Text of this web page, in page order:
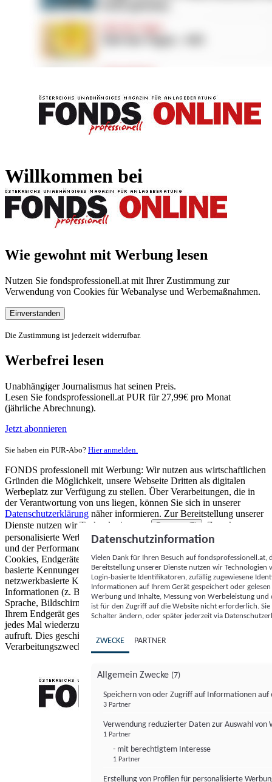
Willkommen bei
Wie gewohnt mit Werbung lesen
Nutzen Sie fondsprofessionell.at mit Ihrer Zustimmung zur
Verwendung von Cookies für Webanalyse und Werbemaßnahmen.
Einverstanden
Die Zustimmung ist jederzeit widerrufbar.
Werbefrei lesen
Unabhängiger Journalismus hat seinen Preis.
Lesen Sie fondsprofessionell.at PUR für 27,99€ pro Monat
(jährliche Abrechnung).
Jetzt abonnieren
Sie haben ein PUR-Abo? Hier anmelden.
FONDS professionell mit Werbung: Wir nutzen aus wirtschaftlichen
Gründen die Möglichkeit, unsere Webseite Dritten als digitalen
Werbeplatz zur Verfügung zu stellen. Über Verarbeitungen, die in
der Verantwortung von uns liegen, können Sie sich in unserer
Datenschutzerklärung näher informieren. Zur Bereitstellung unserer
Dienste nutzen wir Technologien von
Partnern (5)
. Zwecke:
personalisierte Werbung und Inhalte, Messung von Werbeleistung
und der Performance von Inhalten sowie Zielgruppenforschung.
Cookies, Endgeräte- oder ähnliche Online-Kennungen (z. B. login-
basierte Kennungen, zufällig generierte Kennungen,
netzwerkbasierte Kennungen) können zusammen mit anderen
Informationen (z. B. Browsertyp und Browserinformationen,
Sprache, Bildschirmgröße, unterstützte Technologien usw.) auf
Ihrem Endgerät gespeichert oder von dort ausgelesen werden, um es
jedes Mal wiederzuerkennen, wenn es eine App oder einer Webseite
aufruft. Dies geschieht für einen oder mehrere der hier aufgeführten
Verarbeitungszwecke.
Datenschutzinformation
Vielen Dank für Ihren Besuch auf
Bereitstellung unserer Dienste nutzen wir Technologien
Login-basierte Identifikatoren, zufällig zugewiesene
Informationen auf Ihrem Gerät gespeichert oder
Werbung und Inhalte, Messung von Werbeleistung
ist für den Zugriff auf die Website nicht erforderlich.
Schalter ändern, oder später jederzeit via
ZWECKE PARTNER
Allgemein Zwecke (7)
Speichern von oder Zugriff auf Informationen auf
3 Partner
Verwendung reduzierter Daten zur Auswahl von
1 Partner
- mit berechtigtem Interesse
1 Partner
Erstellung von Profilen für personalisierte
FONDS professionell